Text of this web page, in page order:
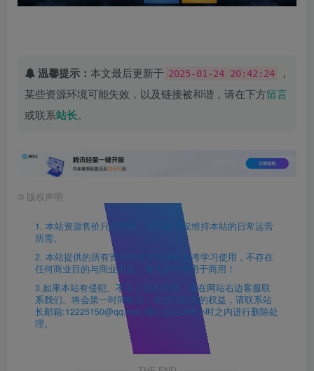
温馨提示： 本文最后更新于 2025-01-24 20:42:24
，
某些资源环境可能失效，以及链接被和谐，请在下方留言
或联系站长。
© 版权声明
1. 本站资源售价只是赞助，收取费用仅维持本站的日常运营
所需。
2. 本站提供的所有资源仅供本地单机参考学习使用，不存在
任何商业目的与商业用途，请大家不要用于商用！
3.如果本站有侵犯、不妥之处的资源，请在网站右边客服联
系我们。将会第一时间解决！若侵犯到您的权益，请联系站
长邮箱:12225150@qq.com 我们会在24h小时之内进行删除处
理。